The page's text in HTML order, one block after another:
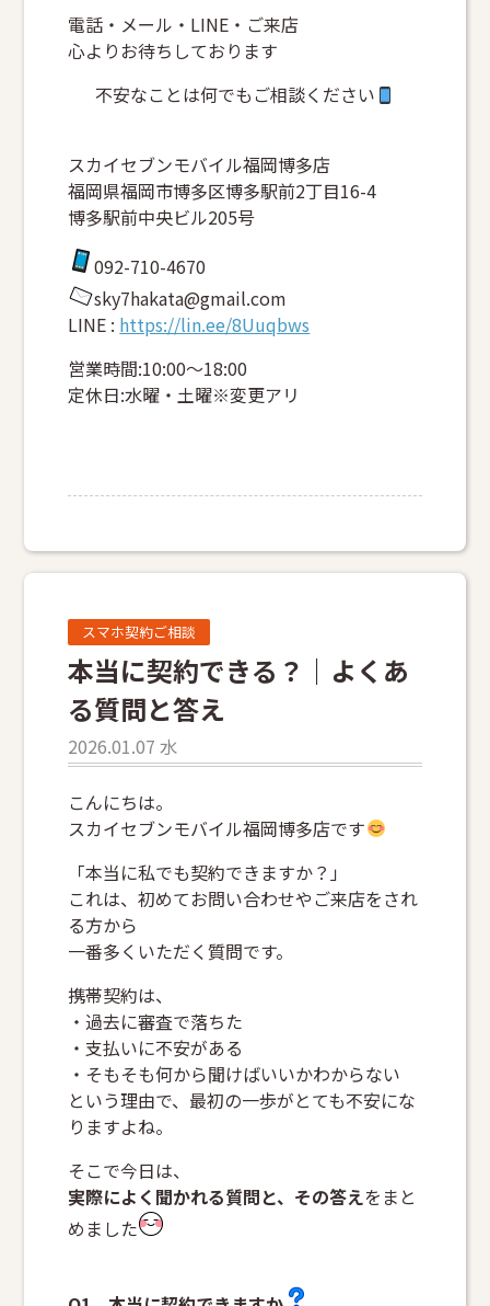
電話・メール・LINE・ご来店
心よりお待ちしております
不安なことは何でもご相談ください
スカイセブンモバイル福岡博多店
福岡県福岡市博多区博多駅前2丁目16-4
博多駅前中央ビル205号
092-710-4670
sky7hakata@gmail.com
LINE : https://lin.ee/8Uuqbws
営業時間:10:00～18:00
定休日:水曜・土曜※変更アリ
スマホ契約ご相談
本当に契約できる？｜よくあ
る質問と答え
2026.01.07 水
こんにちは。
スカイセブンモバイル福岡博多店です
「本当に私でも契約できますか？」
これは、初めてお問い合わせやご来店をされ
る方から
一番多くいただく質問です。
携帯契約は、
・過去に審査で落ちた
・支払いに不安がある
・そもそも何から聞けばいいかわからない
という理由で、最初の一歩がとても不安にな
りますよね。
そこで今日は、
実際によく聞かれる質問と、その答えをまと
めました